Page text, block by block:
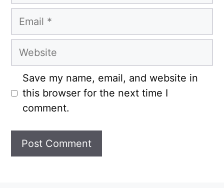
Email
Website
Save my name, email, and website in
this browser for the next time I
comment.